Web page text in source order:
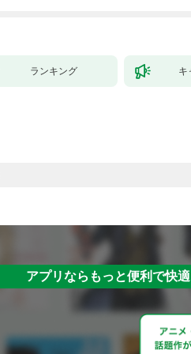
ランキング キ
アプリならもっと便利で快適